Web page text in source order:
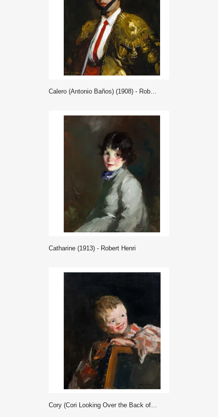
Calero (Antonio Baños) (1908) - Robert Henri
Catharine (1913) - Robert Henri
Cory (Cori Looking Over the Back of a Chair) (1907) - Robert Henri